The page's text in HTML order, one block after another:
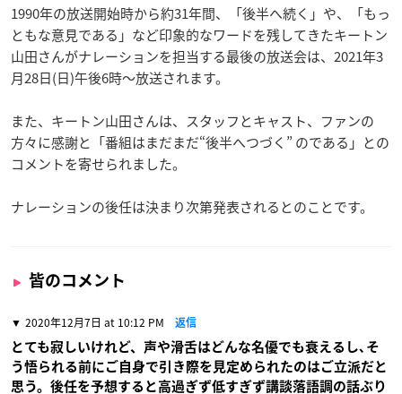
1990年の放送開始時から約31年間、「後半へ続く」や、「もっ
ともな意見である」など印象的なワードを残してきたキートン
山田さんがナレーションを担当する最後の放送会は、2021年3
月28日(日)午後6時〜放送されます。
また、キートン山田さんは、スタッフとキャスト、ファンの
方々に感謝と「番組はまだまだ“後半へつづく” のである」との
コメントを寄せられました。
ナレーションの後任は決まり次第発表されるとのことです。
皆のコメント
2020年12月7日 at 10:12 PM 返信
とても寂しいけれど、声や滑舌はどんな名優でも衰えるし､そ
う悟られる前にご自身で引き際を見定められたのはご立派だと
思う。後任を予想すると高過ぎず低すぎず講談落語調の話ぶり